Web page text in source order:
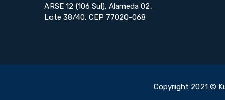
ARSE 12 (106 Sul), Alameda 02,
Lote 38/40, CEP 77020-068
Copyright 2021 ©